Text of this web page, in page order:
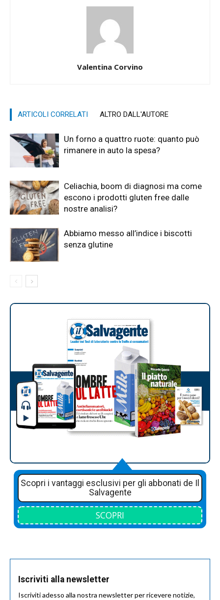
Valentina Corvino
ARTICOLI CORRELATI ALTRO DALL'AUTORE
Un forno a quattro ruote: quanto può
rimanere in auto la spesa?
Celiachia, boom di diagnosi ma come
escono i prodotti gluten free dalle
nostre analisi?
Abbiamo messo all’indice i biscotti
senza glutine
Scopri i vantaggi esclusivi per gli abbonati de Il
Salvagente
SCOPRI
Iscriviti alla newsletter
Iscriviti adesso alla nostra newsletter per ricevere notizie,